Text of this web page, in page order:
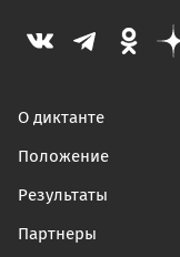
О диктанте
Положение
Результаты
Партнеры